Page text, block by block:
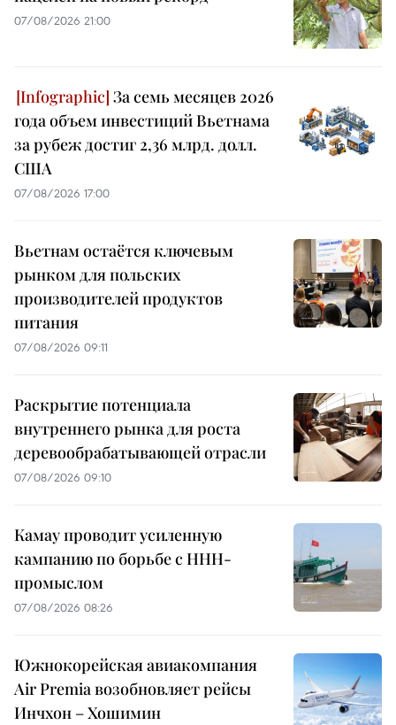
07/08/2026 21:00
За семь месяцев 2026
года объем инвестиций Вьетнама
за рубеж достиг 2,36 млрд. долл.
США
07/08/2026 17:00
Вьетнам остаётся ключевым
рынком для польских
производителей продуктов
питания
07/08/2026 09:11
Раскрытие потенциала
внутреннего рынка для роста
деревообрабатывающей отрасли
07/08/2026 09:10
Камау проводит усиленную
кампанию по борьбе с ННН-
промыслом
07/08/2026 08:26
Южнокорейская авиакомпания
Air Premia возобновляет рейсы
Инчхон – Хошимин